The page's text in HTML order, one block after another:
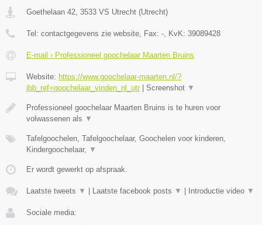
Goethelaan 42, 3533 VS Utrecht (Utrecht)
Tel: contactgegevens zie website, Fax: -, KvK: 39089428
E-mail › Professioneel goochelaar Maarten Bruins
Website: https://www.goochelaar-maarten.nl/?
jbb_ref=goochelaar_vinden_nl_utr| Screenshot ▼
Professioneel goochelaar Maarten Bruins is te huren voor
volwassenen als ▼
Tafelgoochelen, Tafelgoochelaar, Goochelen voor kinderen,
Kindergoochelaar, ▼
Er wordt gewerkt op afspraak.
Laatste tweets ▼ Laatste facebook posts ▼ Introductie video ▼
Sociale media: